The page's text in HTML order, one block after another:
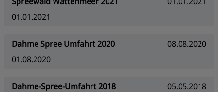
01.01.2021
Dahme Spree Umfahrt 2020
08.08.2020
01.08.2020
Dahme-Spree-Umfahrt 2018
05.05.2018